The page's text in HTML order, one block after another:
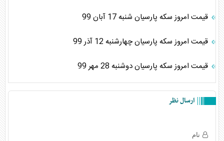
قیمت امروز سکه پارسیان شنبه 17 آبان 99
قیمت امروز سکه پارسیان چهارشنبه 12 آذر 99
قیمت امروز سکه پارسیان دوشنبه 28 مهر 99
ارسال نظر
نام